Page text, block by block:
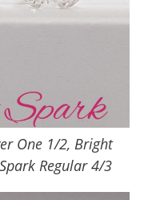
One 1/2, Bright
Regular 4/3